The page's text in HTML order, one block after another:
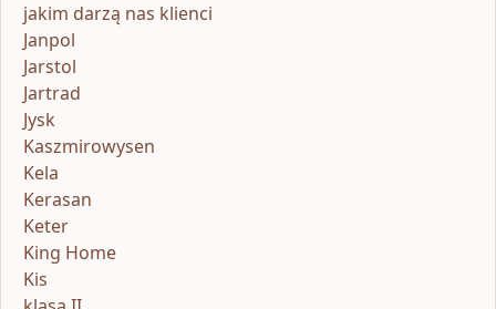
jakim darzą nas klienci
Janpol
Jarstol
Jartrad
Jysk
Kaszmirowysen
Kela
Kerasan
Keter
King Home
Kis